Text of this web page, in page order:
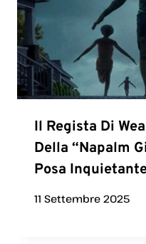
Il Regista Di
Della “Napalm
Posa
11 Settembre 2025